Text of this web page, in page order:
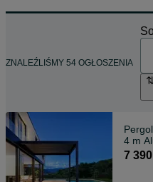
ZNALEŹLIŚMY 54 OGŁOSZENIA
4 m
7 390